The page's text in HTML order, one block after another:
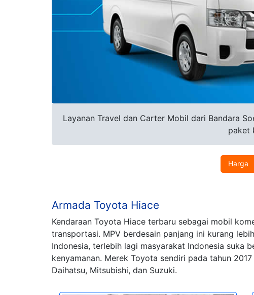
Layanan Travel dan Carter Mobil dari Bandara
paket
Harga
Armada Toyota Hiace
Kendaraan Toyota Hiace terbaru sebagai mobil
transportasi. MPV berdesain panjang ini kurang
Indonesia, terlebih lagi masyarakat Indonesia suka
kenyamanan. Merek Toyota sendiri pada tahun
Daihatsu, Mitsubishi, dan Suzuki.